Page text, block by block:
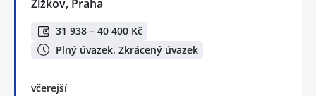
Žižkov, Praha
31 938 – 40 400 Kč
Plný úvazek, Zkrácený úvazek
včerejší